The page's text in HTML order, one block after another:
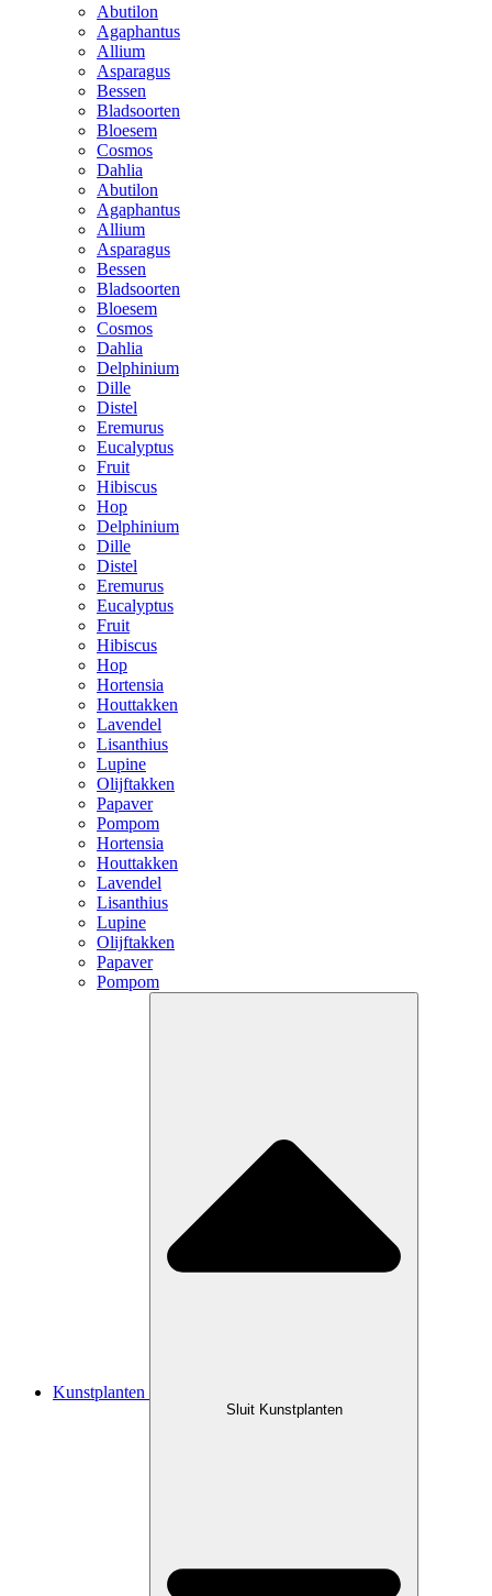
Abutilon
Agaphantus
Allium
Asparagus
Bessen
Bladsoorten
Bloesem
Cosmos
Dahlia
Abutilon
Agaphantus
Allium
Asparagus
Bessen
Bladsoorten
Bloesem
Cosmos
Dahlia
Delphinium
Dille
Distel
Eremurus
Eucalyptus
Fruit
Hibiscus
Hop
Delphinium
Dille
Distel
Eremurus
Eucalyptus
Fruit
Hibiscus
Hop
Hortensia
Houttakken
Lavendel
Lisanthius
Lupine
Olijftakken
Papaver
Pompom
Hortensia
Houttakken
Lavendel
Lisanthius
Lupine
Olijftakken
Papaver
Pompom
Kunstplanten
Sluit Kunstplanten